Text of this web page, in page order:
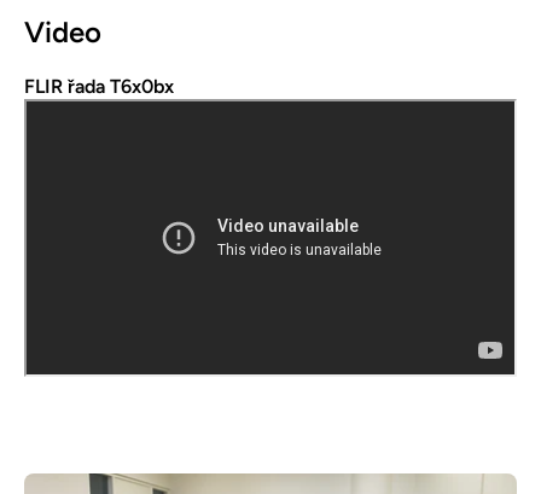
Video
FLIR řada T6x0bx